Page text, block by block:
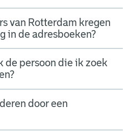
van Rotterdam kregen
in de adresboeken?
de persoon die ik zoek
door een